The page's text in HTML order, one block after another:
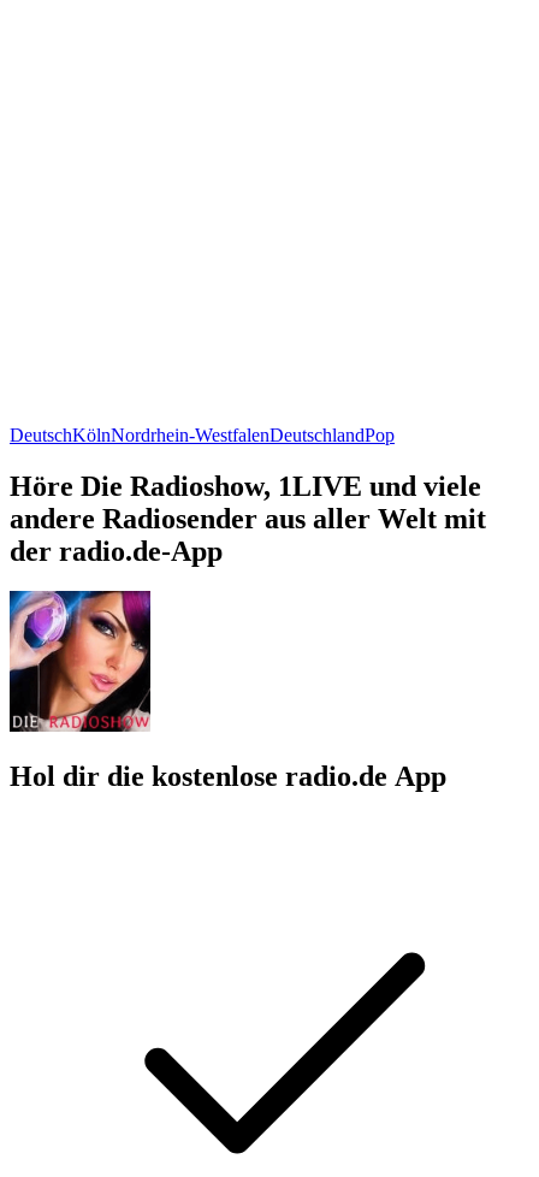
DeutschKölnNordrhein-WestfalenDeutschlandPop
Höre Die Radioshow, 1LIVE und viele
andere Radiosender aus aller Welt mit
der radio.de-App
Hol dir die kostenlose radio.de App